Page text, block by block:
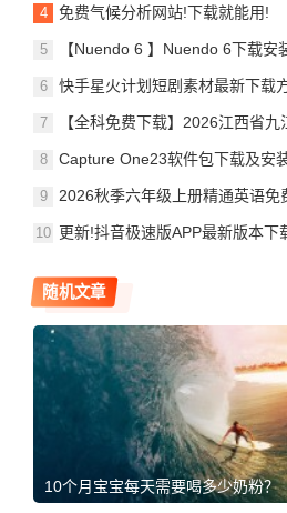
免费气候分析网站!下载就能用!
【Nuendo 6 】Nuendo 6下载安装指
快手星火计划短剧素材最新下载方法(高
【全科免费下载】2026江西省九江
Capture One23软件包下载及安
2026秋季六年级上册精通英语免
更新!抖音极速版APP最新版本下
随机文章
10个月宝宝每天需要喝多少奶粉？